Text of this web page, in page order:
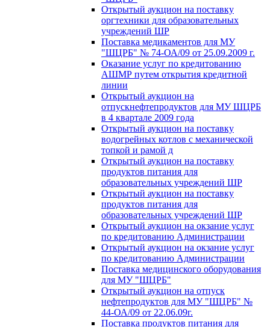
Открытый аукцион на поставку
оргтехники для образовательных
учреждений ШР
Поставка медикаментов для МУ
"ШЦРБ" № 74-ОА/09 от 25.09.2009 г.
Оказание услуг по кредитованию
АШМР путем открытия кредитной
линии
Открытый аукцион на
отпускнефтепродуктов для МУ ШЦРБ
в 4 квартале 2009 года
Открытый аукцион на поставку
водогрейных котлов с механической
топкой и рамой д
Открытый аукцион на поставку
продуктов питания для
образовательных учреждений ШР
Открытый аукцион на поставку
продуктов питания для
образовательных учреждений ШР
Открытый аукцион на окзание услуг
по кредитованию Администрации
Открытый аукцион на окзание услуг
по кредитованию Администрации
Поставка медицинского оборудования
для МУ "ШЦРБ"
Открытый аукцион на отпуск
нефтепродуктов для МУ "ШЦРБ" №
44-ОА/09 от 22.06.09г.
Поставка продуктов питания для